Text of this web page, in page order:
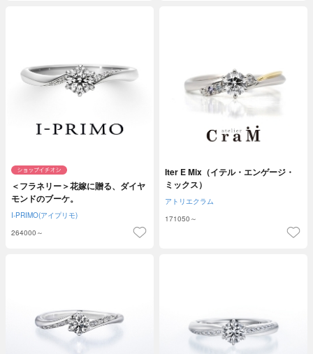
＜フラネリー＞花嫁に贈る、ダイヤ
モンドのブーケ。
I-PRIMO(アイプリモ)
264000～
Iter E Mix（イテル・エンゲージ・
ミックス）
アトリエクラム
171050～